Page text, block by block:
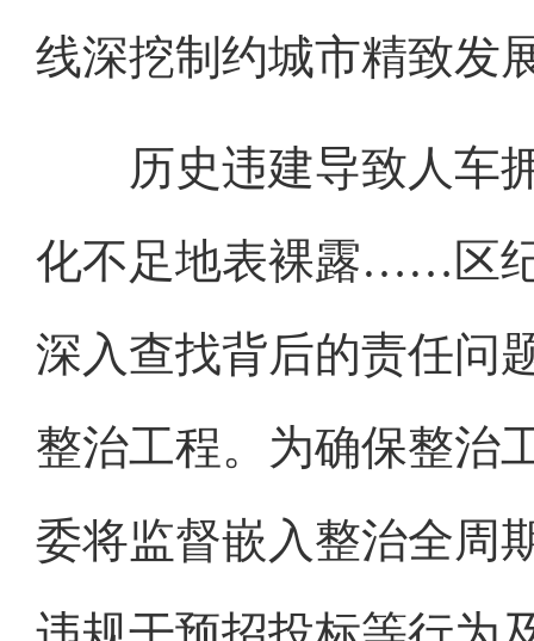
线深挖制约城市精致发
历史违建导致人车拥
化不足地表裸露……区
深入查找背后的责任问
整治工程。为确保整治
委将监督嵌入整治全周